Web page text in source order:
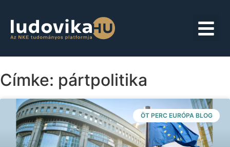
Címke: pártpolitika
ÖT PERC EURÓPA BLOG